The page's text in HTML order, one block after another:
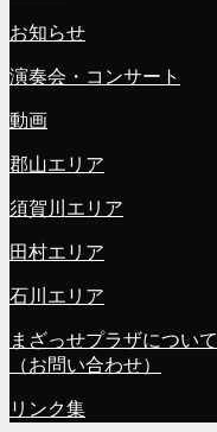
お知らせ
演奏会・コンサート
動画
郡山エリア
須賀川エリア
田村エリア
石川エリア
まざっせプラザについて
（お問い合わせ）
リンク集